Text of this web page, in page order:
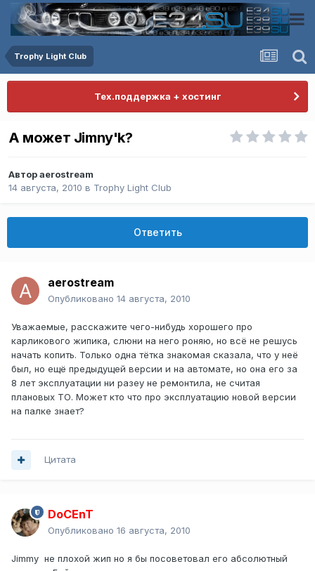
Trophy Light Club
Тех.поддержка + хостинг
А может Jimny'k?
Авторaerostream
14 августа, 2010 в Trophy Light Club
Ответить
aerostream
Опубликовано 14 августа, 2010
Уважаемые, расскажите чего-нибудь хорошего про
карликового жипика, слюни на него роняю, но всё не решусь
начать копить. Только одна тётка знакомая сказала, что у неё
был, но ещё предыдущей версии и на автомате, но она его за
8 лет эксплуатации ни разеу не ремонтила, не считая
плановых ТО. Может кто что про эксплуатацию новой версии
на палке знает?
Цитата
DoCEnT
Опубликовано 16 августа, 2010
Jimmy не плохой жип но я бы посоветовал его абсолютный